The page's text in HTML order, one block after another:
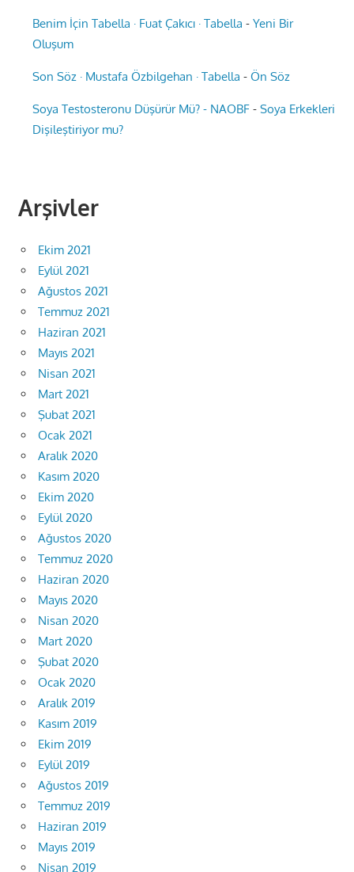
Benim İçin Tabella · Fuat Çakıcı · Tabella -Yeni Bir
Oluşum
Son Söz · Mustafa Özbilgehan · Tabella -Ön Söz
Soya Testosteronu Düşürür Mü? - NAOBF -Soya Erkekleri
Dişileştiriyor mu?
Arşivler
Ekim 2021
Eylül 2021
Ağustos 2021
Temmuz 2021
Haziran 2021
Mayıs 2021
Nisan 2021
Mart 2021
Şubat 2021
Ocak 2021
Aralık 2020
Kasım 2020
Ekim 2020
Eylül 2020
Ağustos 2020
Temmuz 2020
Haziran 2020
Mayıs 2020
Nisan 2020
Mart 2020
Şubat 2020
Ocak 2020
Aralık 2019
Kasım 2019
Ekim 2019
Eylül 2019
Ağustos 2019
Temmuz 2019
Haziran 2019
Mayıs 2019
Nisan 2019